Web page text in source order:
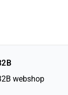
webshop